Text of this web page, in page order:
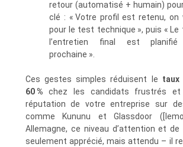
retour (automatisé + humain)
clé : « Votre profil est retenu, on
pour le test technique », puis «
l’entretien final est
prochaine ».
Ces gestes simples réduisent le taux
60 % chez les candidats frustrés et
réputation de votre entreprise sur
comme Kununu et Glassdoor
Allemagne, ce niveau d’attention et
seulement apprécié, mais attendu – il